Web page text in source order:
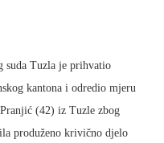
suda Tuzla je prihvatio
kantona i odredio mjeru
(42) iz Tuzle zbog
produženo krivično djelo